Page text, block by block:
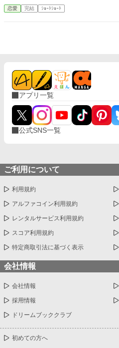
エが夫ロバートから要求さ
た。 「君さえ黙っていれば
恋愛 完結 ｼｮｰﾄｼｮｰﾄ
アプリ一覧
公式SNS一覧
ご利用について
利用規約
アルファコイン利用規約
レンタルサービス利用規約
スコア利用規約
特定商取引法に基づく表示
会社情報
会社情報
採用情報
ドリームブッククラブ
初めての方へ